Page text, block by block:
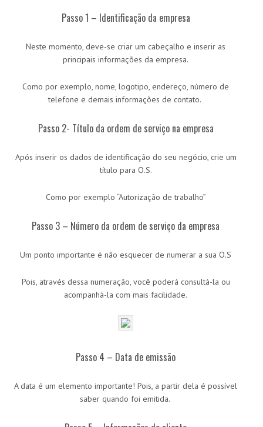
Passo 1 – Identificação da empresa
Neste momento, deve-se criar um cabeçalho e inserir as
principais informações da empresa.
Como por exemplo, nome, logotipo, endereço, número de
telefone e demais informações de contato.
Passo 2- Título da ordem de serviço na empresa
Após inserir os dados de identificação do seu negócio, crie um
título para O.S.
Como por exemplo “Autorização de trabalho”
Passo 3 – Número da ordem de serviço da empresa
Um ponto importante é não esquecer de numerar a sua O.S
Pois, através dessa numeração, você poderá consultá-la ou
acompanhá-la com mais facilidade.
Passo 4 – Data de emissão
A data é um elemento importante! Pois, a partir dela é possível
saber quando foi emitida.